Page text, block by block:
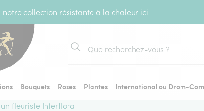
notre collection résistante à la chaleur ici
Rechercher
Bouquets Roses Plantes
International ou Drom-Com
fleuriste Interflora